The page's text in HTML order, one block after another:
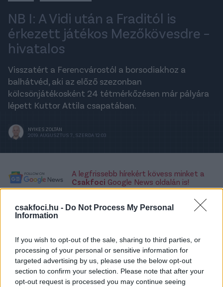
csakfoci.hu - Do Not Process My Personal
Information
If you wish to opt-out of the sale, sharing to third parties, or
processing of your personal or sensitive information for
targeted advertising by us, please use the below opt-out
section to confirm your selection. Please note that after your
opt-out request is processed you may continue seeing
NB I: A Vidi után a Fraditól is
érkezett játékos Mezőkövesdre –
hivatalos
Visszatért a Ferencvárostól a borsodiakhoz a
balhátvéd, aki az előző szezonban
kölcsönjátékosként 24 tétmérkőzésen már pályára
lépett Kuttor Attila csapatában.
NYIKES ZOLTÁN
2019. AUGUSZTUS 7., SZERDA 12:03
A legfrissebb hírekért kövess minket a
Csakfoci Google News oldalán is!
már
jelzett: ismét Mezőkövesdre került a Ferencváros
klubhonlapja
A 23 éves balhátvéd nem ismeretlen a
mezőkövesdiek számára, hiszen az előző idényt is a
sárga-kékeknél töltötte kölcsönben,